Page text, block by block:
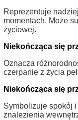
Reprezentuje
momentach. Może
życiowej.
Niekończąca się
Oznacza
czerpanie z życia
Niekończąca się
Symbolizuje spokój
znalezienia